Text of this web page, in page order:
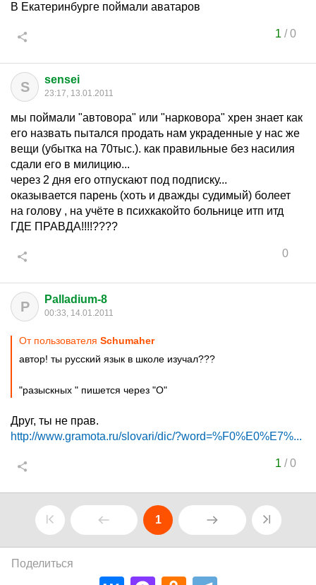
В Екатеринбурге поймали аватаров
1 /0
S sensei
23:17, 13.01.2011
мы поймали "автовора" или "нарковора" хрен знает как
его назвать пытался продать нам украденные у нас же
вещи (убытка на 70тыс.). как правильные без насилия
сдали его в милицию...
через 2 дня его отпускают под подписку...
оказывается парень (хоть и дважды судимый) болеет
на голову , на учёте в психкакойто больнице итп итд
ГДЕ ПРАВДА!!!!????
0
P Palladium-8
00:33, 14.01.2011
От пользователя Schumаher
автор! ты русский язык в школе изучал???
"разыскных " пишется через "О"
Друг, ты не прав.
http://www.gramota.ru/slovari/dic/?word=%F0%E0%E7%...
1 /0
1
Поделиться